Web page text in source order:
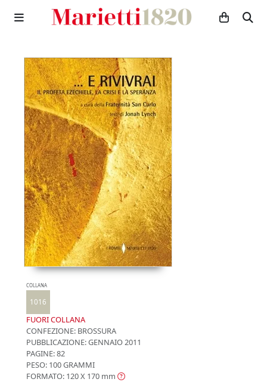
COLLANA
1016
FUORI COLLANA
CONFEZIONE: BROSSURA
PUBBLICAZIONE:GENNAIO 2011
PAGINE: 82
PESO: 100 GRAMMI
FORMATO: 120 X 170 mm